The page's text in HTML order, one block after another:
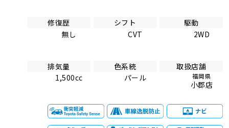
修復歴
無し
シフト
CVT
駆動
2WD
排気量
1,500cc
色系統
パール
取扱店舗
福岡県
小郡店